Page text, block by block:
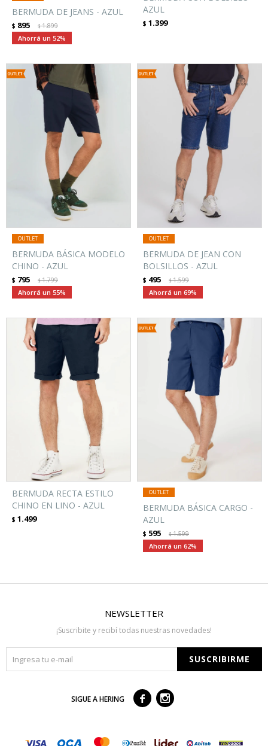
BERMUDA DE JEANS - AZUL
$ 895 $1.899
52
AZUL
$ 1.399
BERMUDA BÁSICA MODELO
CHINO - AZUL
$ 795 $1.799
55
BERMUDA DE JEAN CON
BOLSILLOS - AZUL
$ 495 $1.599
69
BERMUDA RECTA ESTILO
CHINO EN LINO - AZUL
$ 1.499
BERMUDA BÁSICA CARGO -
AZUL
$ 595 $1.599
62
NEWSLETTER
¡Suscribite y recibí todas nuestras novedades!
SUSCRIBIRME
SIGUE A HERING  